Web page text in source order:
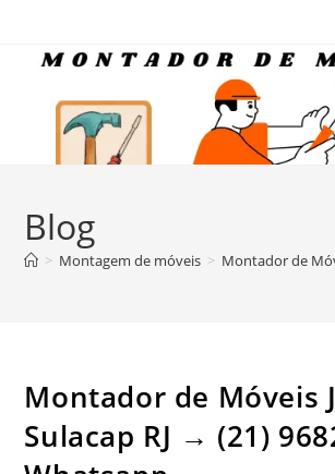
Blog
> Montagem de móveis > Montador de
Montador de Móveis
Sulacap RJ → (21)